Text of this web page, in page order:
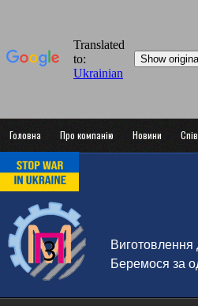
Головна Про компанію Новини
Виготовлення
Беремося за